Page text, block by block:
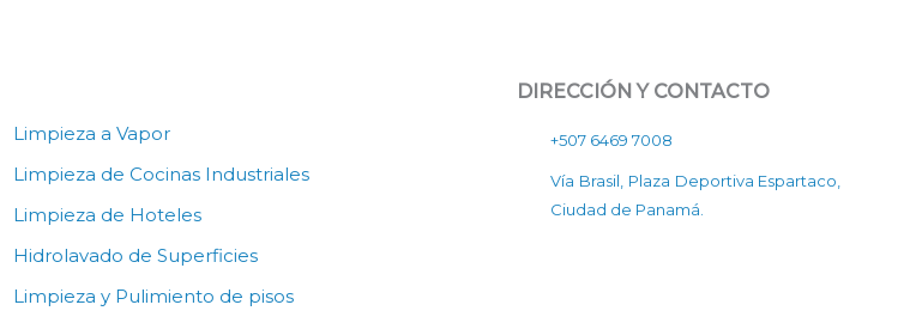
Limpieza a Vapor
Limpieza de Cocinas Industriales
Limpieza de Hoteles
Hidrolavado de Superficies
Limpieza y Pulimiento de pisos
DIRECCIÓN Y CONTACTO
+507 6469 7008
Vía Brasil, Plaza Deportiva Espartaco,
Ciudad de Panamá.